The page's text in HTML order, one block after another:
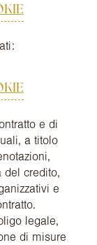
e di
a titolo
del credito,
e
legale,
di misure